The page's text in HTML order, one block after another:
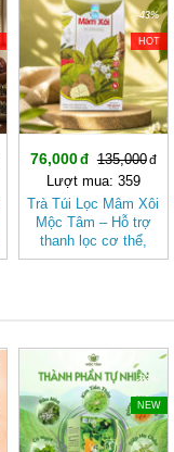
-43%
HOT
76,000
135,000
Lượt mua: 359
Trà Túi Lọc Mâm Xôi
Mộc Tâm – Hỗ trợ
thanh lọc cơ thể,
mang lại cảm giác
-23%
NEW